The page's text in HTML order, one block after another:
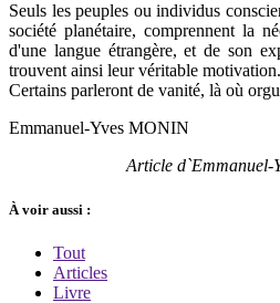
Seuls les peuples ou individus
société planétaire, comprennent la
d'une langue étrangère, et de son
trouvent ainsi leur véritable motivation.
Certains parleront de vanité, là où
Emmanuel-Yves MONIN
Article d`Emmanuel-
À voir aussi :
Tout
Articles
Livre